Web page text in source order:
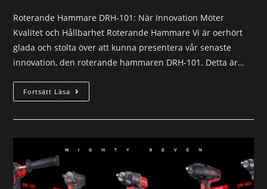
Roterande Hammare DRH-101: När Innovation Möter
Kvalitet och Hållbarhet Roterande Hammare Vi är oerhört
glada och stolta över att kunna presentera vår senaste
innovation, den roterande hammaren DRH-101. Detta är…
Fortsätt Läsa